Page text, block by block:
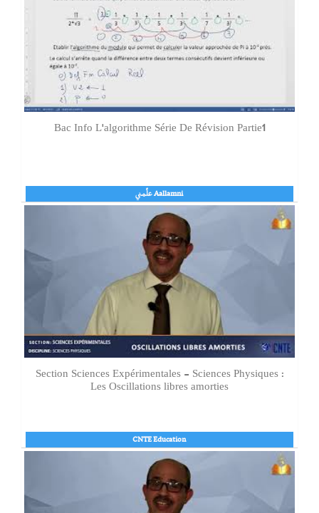
Bac Info L'algorithme Série De Révision Partie1
Aallamni علّمني
Section Sciences Expérimentales - Sciences Physiques :
Les Oscillations libres amorties
CNTE Education